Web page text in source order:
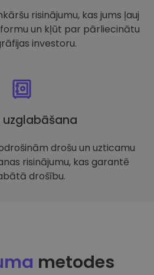
risinājumu, kas jums ļauj
un kļūt par pārliecinātu
investoru.
uzglabāšana
drošu un uzticamu
risinājumu, kas garantē
drošību.
metodes